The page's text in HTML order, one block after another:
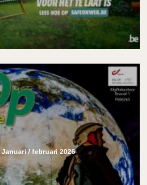
Januari / februari 2026